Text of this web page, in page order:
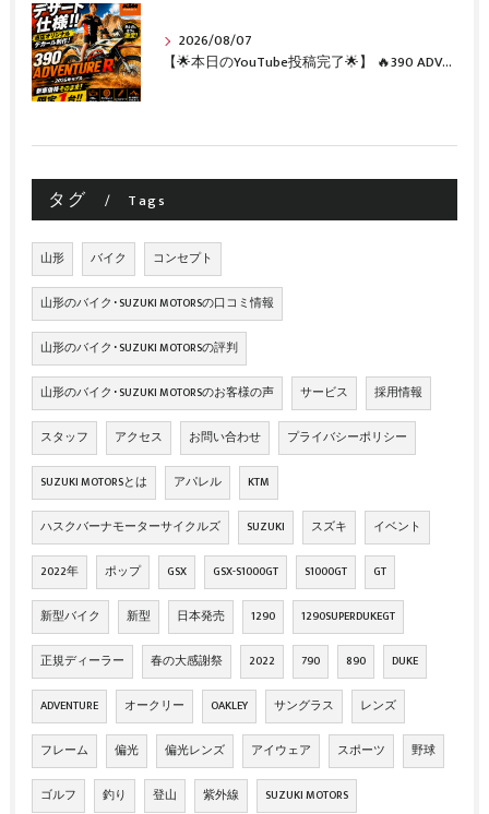
2026/08/07
【🌟本日のYouTube投稿完了🌟】 🔥390 ADVENTURE R × KTM山形 オリジナルデカール仕様誕生🔥
タグ Tags
山形 バイク コンセプト
山形のバイク･SUZUKI MOTORSの口コミ情報
山形のバイク･SUZUKI MOTORSの評判
山形のバイク･SUZUKI MOTORSのお客様の声 サービス 採用情報
スタッフ アクセス お問い合わせ プライバシーポリシー
SUZUKI MOTORSとは アパレル KTM
ハスクバーナモーターサイクルズ SUZUKI スズキ イベント
2022年 ポップ GSX GSX-S1000GT S1000GT GT
新型バイク 新型 日本発売 1290 1290SUPERDUKEGT
正規ディーラー 春の大感謝祭 2022 790 890 DUKE
ADVENTURE オークリー OAKLEY サングラス レンズ
フレーム 偏光 偏光レンズ アイウェア スポーツ 野球
ゴルフ 釣り 登山 紫外線 SUZUKI MOTORS